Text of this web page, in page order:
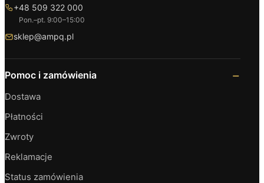
+48 509 322 000
Pon.–pt. 9:00–15:00
sklep@ampq.pl
Pomoc i zamówienia
Dostawa
Płatności
Zwroty
Reklamacje
Status zamówienia